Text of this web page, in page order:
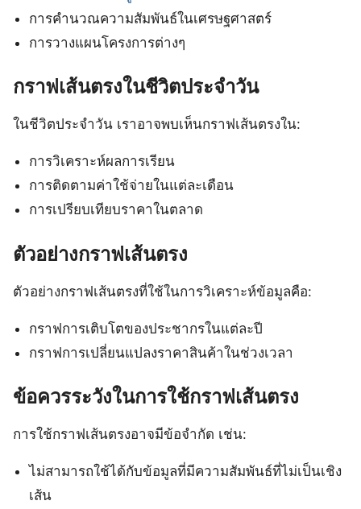
การคำนวณความสัมพันธ์ในเศรษฐศาสตร์
การวางแผนโครงการต่างๆ
กราฟเส้นตรงในชีวิตประจำวัน
ในชีวิตประจำวัน เราอาจพบเห็นกราฟเส้นตรงใน:
การวิเคราะห์ผลการเรียน
การติดตามค่าใช้จ่ายในแต่ละเดือน
การเปรียบเทียบราคาในตลาด
ตัวอย่างกราฟเส้นตรง
ตัวอย่างกราฟเส้นตรงที่ใช้ในการวิเคราะห์ข้อมูลคือ:
กราฟการเติบโตของประชากรในแต่ละปี
กราฟการเปลี่ยนแปลงราคาสินค้าในช่วงเวลา
ข้อควรระวังในการใช้กราฟเส้นตรง
การใช้กราฟเส้นตรงอาจมีข้อจำกัด เช่น:
ไม่สามารถใช้ได้กับข้อมูลที่มีความสัมพันธ์ที่ไม่เป็นเชิง
เส้น